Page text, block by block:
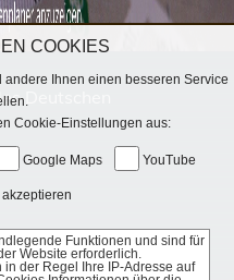
Deutschen
COOKIES
Ihnen einen besseren Service
Cookie-Einstellungen aus:
Google Maps YouTube
Funktionen und sind für
Website erforderlich.
der Regel Ihre IP-Adresse auf